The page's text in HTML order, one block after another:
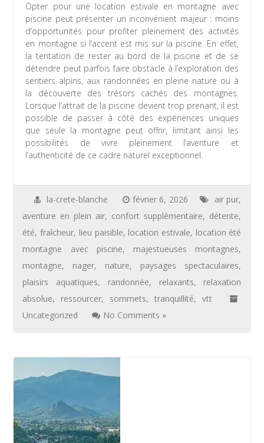
Opter pour une location estivale en montagne avec
piscine peut présenter un inconvénient majeur : moins
d’opportunités pour profiter pleinement des activités
en montagne si l’accent est mis sur la piscine. En effet,
la tentation de rester au bord de la piscine et de se
détendre peut parfois faire obstacle à l’exploration des
sentiers alpins, aux randonnées en pleine nature ou à
la découverte des trésors cachés des montagnes.
Lorsque l’attrait de la piscine devient trop prenant, il est
possible de passer à côté des expériences uniques
que seule la montagne peut offrir, limitant ainsi les
possibilités de vivre pleinement l’aventure et
l’authenticité de ce cadre naturel exceptionnel.
la-crete-blanche février 6, 2026 air pur,
aventure en plein air, confort supplémentaire, détente,
été,fraîcheur, lieu paisible, location estivale, location été
montagne avec piscine, majestueuses montagnes,
montagne, nager, nature, paysages spectaculaires,
plaisirs aquatiques, randonnée, relaxants, relaxation
absolue, ressourcer, sommets,tranquillité,vtt
Uncategorized
No Comments »